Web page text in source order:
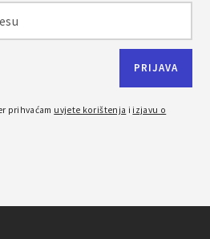
prihvaćam uvjete korištenja i izjavu o